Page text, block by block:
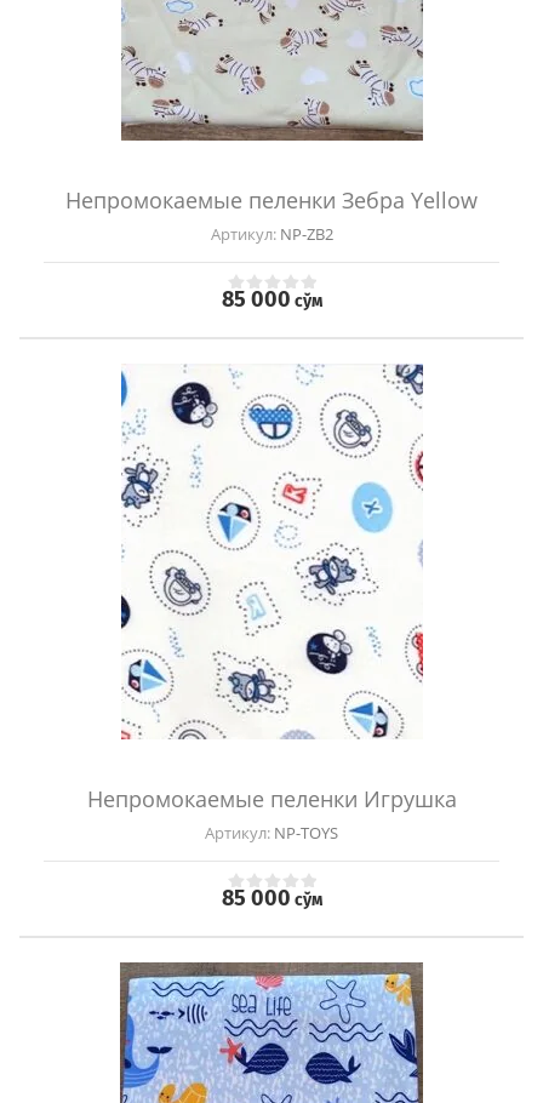
Непромокаемые пеленки Зебра Yellow
Артикул:NP-ZB2
85 000 сўм
Непромокаемые пеленки Игрушка
Артикул: NP-TOYS
85 000 сўм